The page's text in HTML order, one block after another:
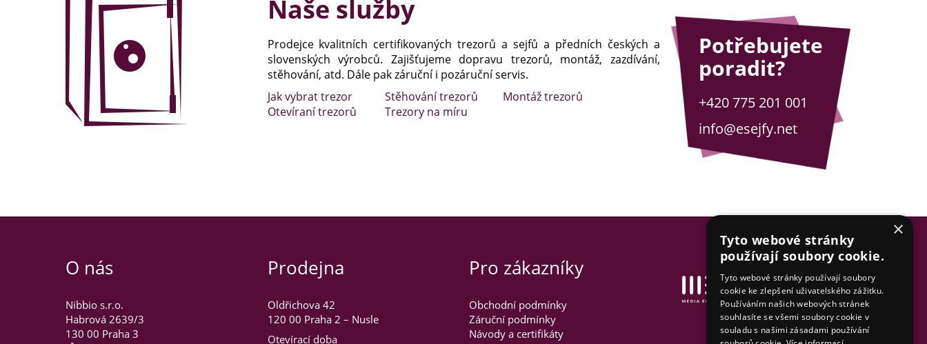
Naše služby
Prodejce kvalitních certifikovaných trezorů a sejfů a předních českých a
slovenských výrobců. Zajišťujeme dopravu trezorů, montáž, zazdívání,
stěhování, atd. Dále pak záruční i pozáruční servis.
Jak vybrat trezor
Stěhování trezorů
Montáž trezorů
Otevíraní trezorů
Trezory na míru
Potřebujete
poradit?
+420 775 201 001
info@esejfy.net
O nás
Nibbio s.r.o.
Habrová 2639/3
130 00 Praha 3
Prodejna
Oldřichova 42
120 00 Praha 2 – Nusle
Otevírací doba
Pro zákazníky
Obchodní podmínky
Záruční podmínky
Návody a certifikáty
Tvorba www stránek
& SEO by MEDIA ENERGY
Mapa stránek
×
Tyto webové stránky
používají soubory cookie.
Tyto webové stránky používají soubory
cookie ke zlepšení uživatelského zážitku.
Používáním našich webových stránek
souhlasíte se všemi soubory cookie v
souladu s našimi zásadami používání